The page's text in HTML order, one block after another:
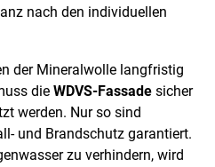
nach den individuellen
der Mineralwolle langfristig
die WDVS-Fassade sicher
werden. Nur so sind
und Brandschutz garantiert.
zu verhindern, wird